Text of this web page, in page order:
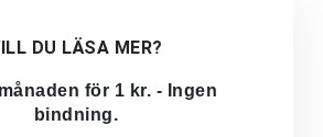
DU LÄSA MER?
för 1 kr. - Ingen
bindning.